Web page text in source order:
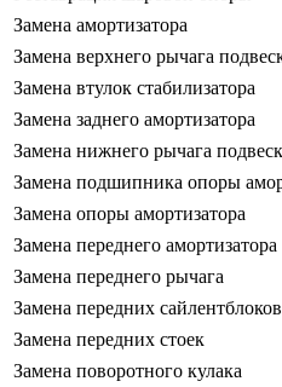
Замена амортизатора
Замена верхнего рычага
Замена втулок стабилизатора
Замена заднего амортизатора
Замена нижнего рычага
Замена подшипника опоры
Замена опоры амортизатора
Замена переднего амортизатора
Замена переднего рычага
Замена передних сайлентблоков
Замена передних стоек
Замена поворотного кулака